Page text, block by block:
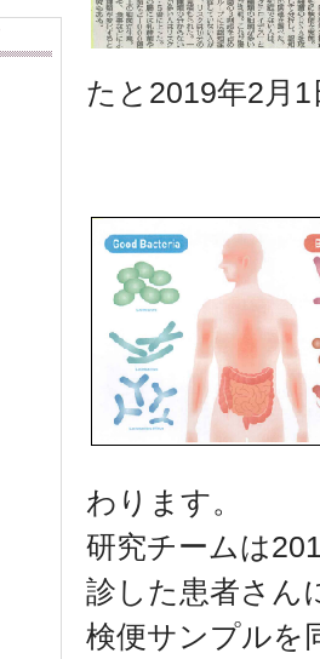
たと2019年2月
わります。
研究チームは
診した患者さん
検便サンプルを